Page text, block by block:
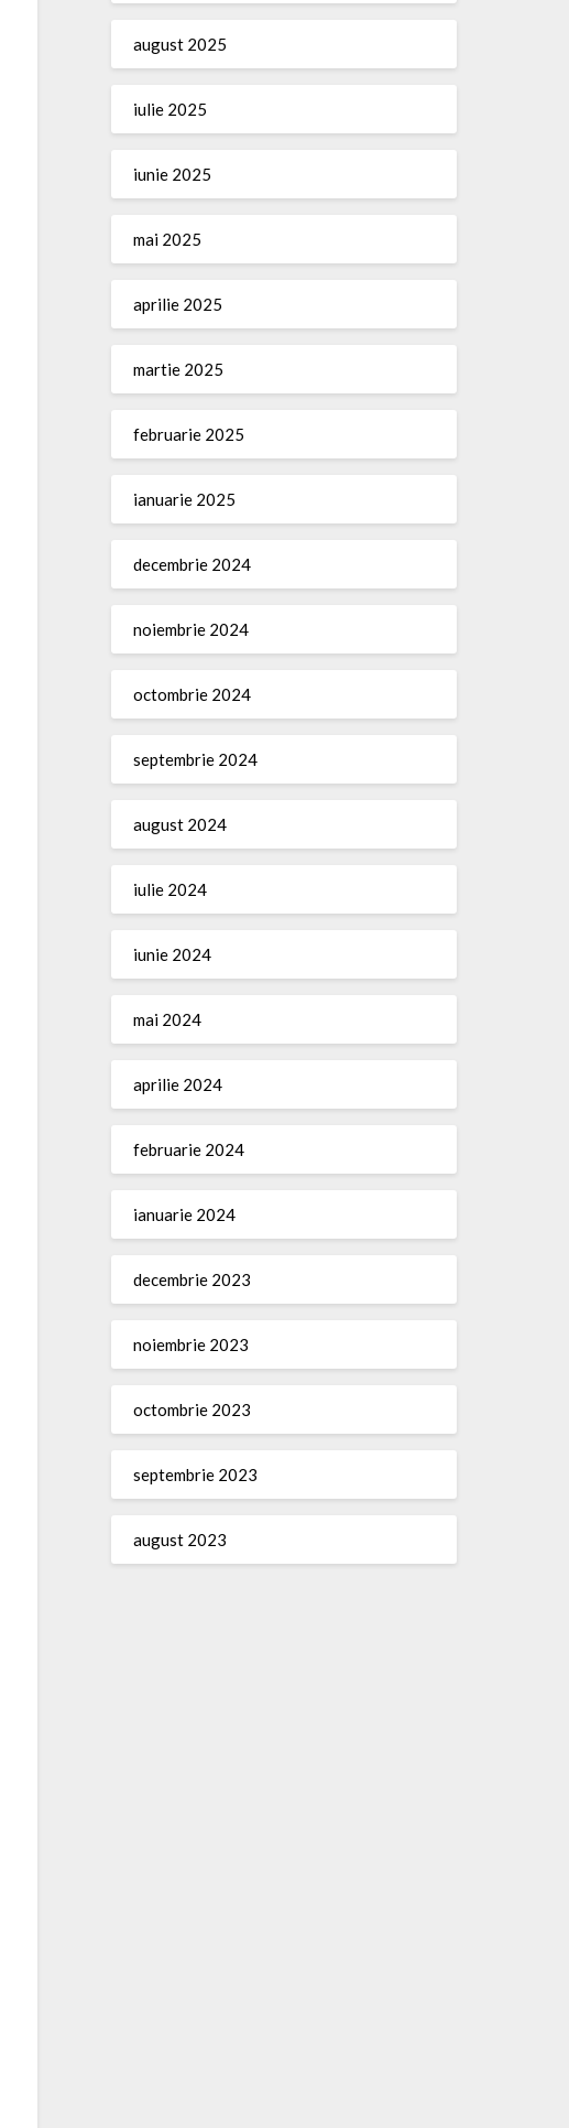
august 2025
iulie 2025
iunie 2025
mai 2025
aprilie 2025
martie 2025
februarie 2025
ianuarie 2025
decembrie 2024
noiembrie 2024
octombrie 2024
septembrie 2024
august 2024
iulie 2024
iunie 2024
mai 2024
aprilie 2024
februarie 2024
ianuarie 2024
decembrie 2023
noiembrie 2023
octombrie 2023
septembrie 2023
august 2023